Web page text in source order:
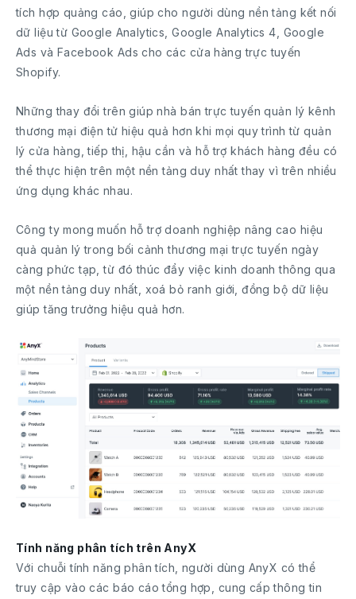
tích hợp quảng cáo, giúp cho người dùng nền tảng kết nối
dữ liệu từ Google Analytics, Google Analytics 4, Google
Ads và Facebook Ads cho các cửa hàng trực tuyến
Shopify.
Những thay đổi trên giúp nhà bán trực tuyến quản lý kênh
thương mại điện tử hiệu quả hơn khi mọi quy trình từ quản
lý cửa hàng, tiếp thị, hậu cần và hỗ trợ khách hàng đều có
thể thực hiện trên một nền tảng duy nhất thay vì trên nhiều
ứng dụng khác nhau.
Công ty mong muốn hỗ trợ doanh nghiệp nâng cao hiệu
quả quản lý trong bối cảnh thương mại trực tuyến ngày
càng phức tạp, từ đó thúc đẩy việc kinh doanh thông qua
một nền tảng duy nhất, xoá bỏ ranh giới, đồng bộ dữ liệu
giúp tăng trưởng hiệu quả hơn.
Tính năng phân tích trên AnyX
Với chuỗi tính năng phân tích, người dùng AnyX có thể
truy cập vào các báo cáo tổng hợp, cung cấp thông tin